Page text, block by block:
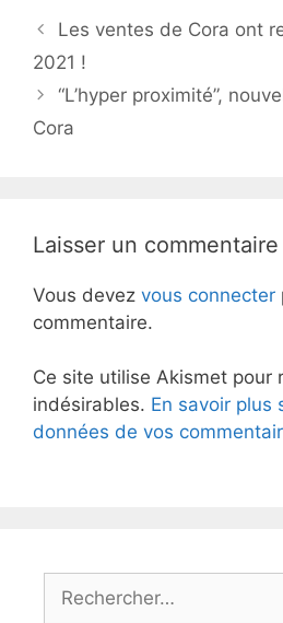
Les ventes de Cora ont
2021 !
“L’hyper proximité”,
Cora
Laisser un commentaire
Vous devez vous connecter
commentaire.
Ce site utilise Akismet pour
indésirables. En savoir plus
données de vos